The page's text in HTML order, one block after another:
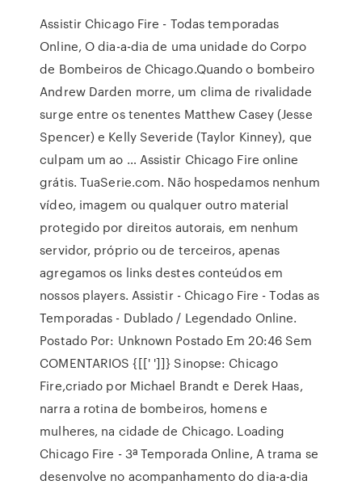
Assistir Chicago Fire - Todas temporadas
Online, O dia-a-dia de uma unidade do Corpo
de Bombeiros de Chicago.Quando o bombeiro
Andrew Darden morre, um clima de rivalidade
surge entre os tenentes Matthew Casey (Jesse
Spencer) e Kelly Severide (Taylor Kinney), que
culpam um ao … Assistir Chicago Fire online
grátis. TuaSerie.com. Não hospedamos nenhum
vídeo, imagem ou qualquer outro material
protegido por direitos autorais, em nenhum
servidor, próprio ou de terceiros, apenas
agregamos os links destes conteúdos em
nossos players. Assistir - Chicago Fire - Todas as
Temporadas - Dublado / Legendado Online.
Postado Por: Unknown Postado Em 20:46 Sem
COMENTARIOS {[[' ']]} Sinopse: Chicago
Fire,criado por Michael Brandt e Derek Haas,
narra a rotina de bombeiros, homens e
mulheres, na cidade de Chicago. Loading
Chicago Fire - 3ª Temporada Online, A trama se
desenvolve no acompanhamento do dia-a-dia